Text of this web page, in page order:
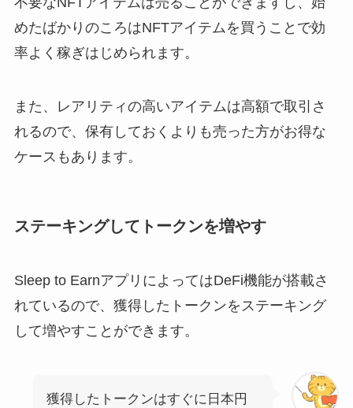
めたばかりのころはNFTアイテムを買うことで効
率よく稼ぎはじめられます。
また、レアリティの高いアイテムは高額で取引さ
れるので、保有しておくよりも売った方がお得な
ケースもあります。
ステーキングしてトークンを増やす
Sleep to EarnアプリによってはDeFi機能が搭載さ
れているので、獲得したトークンをステーキング
して増やすことができます。
獲得したトークンはすぐに日本円